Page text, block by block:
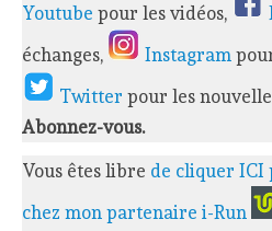
Youtube pour les vidéos,
échanges,
Instagram
Twitterpour les
Abonnez-vous.
Vous êtes libre de cliquer ICI
chez mon partenaire i-Run